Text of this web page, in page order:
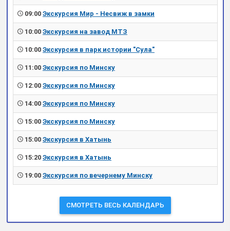
09:00 Экскурсия Мир - Несвиж в замки
10:00 Экскурсия на завод МТЗ
10:00 Экскурсия в парк истории "Сула"
11:00 Экскурсия по Минску
12:00 Экскурсия по Минску
14:00 Экскурсия по Минску
15:00 Экскурсия по Минску
15:00 Экскурсия в Хатынь
15:20 Экскурсия в Хатынь
19:00 Экскурсия по вечернему Минску
СМОТРЕТЬ ВЕСЬ КАЛЕНДАРЬ